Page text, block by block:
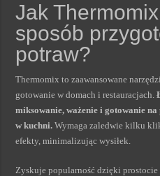
Jak
sposób
potraw?
Thermomix to zaawansowane
gotowanie w domach i restauracjach.
miksowanie, ważenie i gotowanie na
w kuchni. Wymaga zaledwie kilku
efekty, minimalizując wysiłek.
Zyskuje popularność dzięki